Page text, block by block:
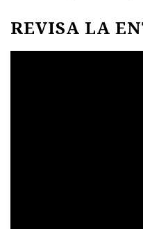
REVISA LA